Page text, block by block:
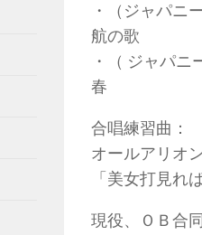
・（ジャパニ
航の歌
・（ ジャパ
春
合唱練習曲：
オールアリオ
「美女打見れば
現役、ＯＢ合